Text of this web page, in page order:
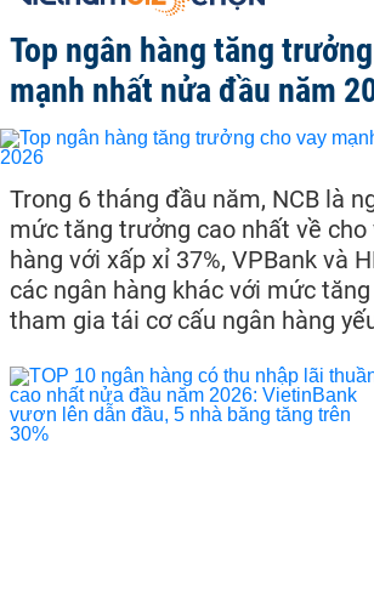
Top ngân hàng tăng
mạnh nhất nửa đầu năm
Trong 6 tháng đầu năm, NCB là
mức tăng trưởng cao nhất về cho
hàng với xấp xỉ 37%, VPBank và
các ngân hàng khác với mức
tham gia tái cơ cấu ngân hàng